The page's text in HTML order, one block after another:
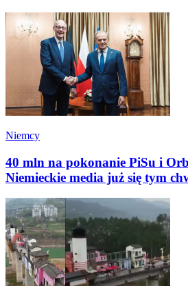
Niemcy
40 mln na pokonanie PiSu i
Niemieckie media już się tym